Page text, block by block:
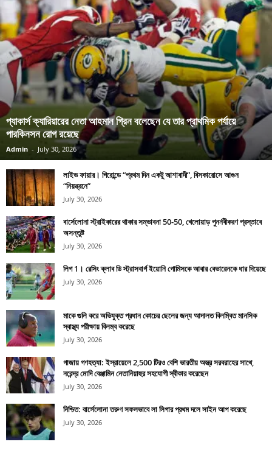
প্যাকার্স ক্যারিয়ারের নেতা আহমান গ্রিন বলেছেন যে তার প্রাথমিক পর্যায়ে
পারকিনসন রোগ রয়েছে
Admin - July 30, 2026
লাইভ ফায়ার। গিরোন্ডে “প্রথম দিন একটু আশাবাদী”, বিসকারোসে আগুন
“নিয়ন্ত্রনে”
July 30, 2026
বার্সেলোনা স্ট্রাইকারের থাকার সম্ভাবনা 50-50, খেলোয়াড় পুনর্নবীকরণ প্রস্তাবে
অসন্তুষ্ট
July 30, 2026
লিগ 1। রেসিং ক্লাব ডি স্ট্রাসবার্গ ইয়োনি গোমিসকে আবার বেভারেনকে ধার দিয়েছে
July 30, 2026
মাকে গুলি করে অভিযুক্ত প্রধান কোচের ছেলের জন্য আদালত বিলম্বিত মানসিক
স্বাস্থ্য পরীক্ষায় বিলম্ব করেছে
July 30, 2026
গাজায় গণহত্যা: ইস্রায়েলে 2,500 টিরও বেশি ভারতীয় অস্ত্র সরবরাহের সাথে,
নরেন্দ্র মোদি বেঞ্জামিন নেতানিয়াহুর সহযোগী স্বীকার করেছেন
July 30, 2026
নিশ্চিত: বার্সেলোনা তরুণ সফলভাবে লা লিগার প্রথম দলে সাইন আপ করেছে
July 30, 2026